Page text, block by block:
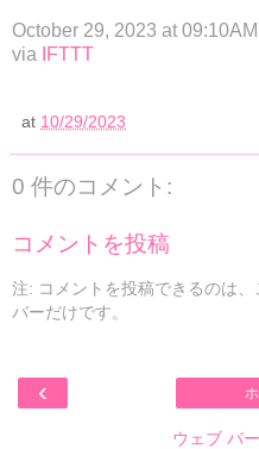
October 29, 2023 at 09:10AM
via IFTTT
at 10/29/2023
0 件のコメント:
コメントを投稿
注: コメントを投稿できるのは
バーだけです。
‹
ウェブ バ